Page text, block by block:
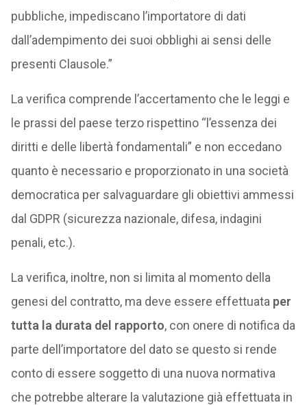
pubbliche, impediscano l’importatore di dati
dall’adempimento dei suoi obblighi ai sensi delle
presenti Clausole.”
La verifica comprende l’accertamento che le leggi e
le prassi del paese terzo rispettino “l’essenza dei
diritti e delle libertà fondamentali” e non eccedano
quanto è necessario e proporzionato in una società
democratica per salvaguardare gli obiettivi ammessi
dal GDPR (sicurezza nazionale, difesa, indagini
penali, etc.).
La verifica, inoltre, non si limita al momento della
genesi del contratto, ma deve essere effettuata per
tutta la durata del rapporto, con onere di notifica da
parte dell’importatore del dato se questo si rende
conto di essere soggetto di una nuova normativa
che potrebbe alterare la valutazione già effettuata in